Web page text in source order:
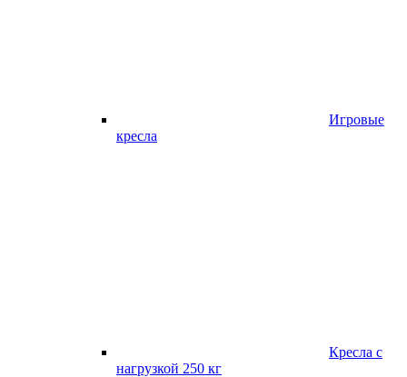
Игровые
кресла
Кресла с
нагрузкой 250 кг